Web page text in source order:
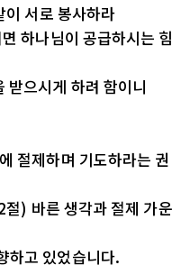
서로 봉사하라
하나님이 공급하시는 힘
받으시게 하려 함이니
절제하며 기도하라는 권
) 바른 생각과 절제 가운
하고 있었습니다.